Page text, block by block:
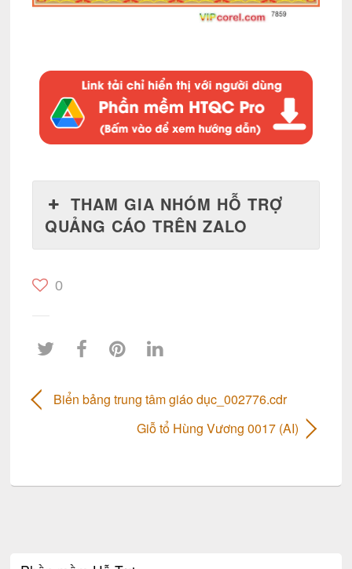
THAM GIA NHÓM HỖ TRỢ
QUẢNG CÁO TRÊN ZALO
0
Biển bảng trung tâm giáo dục_002776.cdr
Giỗ tổ Hùng Vương 0017 (AI)